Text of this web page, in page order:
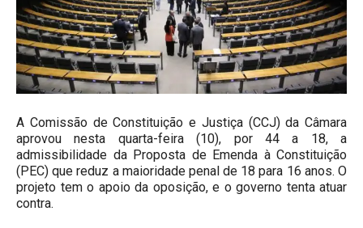
A Comissão de Constituição e Justiça (CCJ) da Câmara
aprovou nesta quarta-feira (10), por 44 a 18, a
admissibilidade da Proposta de Emenda à Constituição
(PEC) que reduz a maioridade penal de 18 para 16 anos. O
projeto tem o apoio da oposição, e o governo tenta atuar
contra.